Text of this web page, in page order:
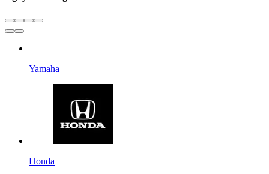
Yamaha
Honda